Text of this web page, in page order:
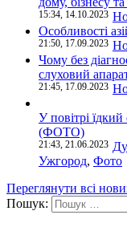
15:34, 14.10.2023
Особливості
21:50, 17.09.2023
Чому без
слуховий
21:45, 17.09.2023
У повітрі
(ФОТО)
21:43, 21.06.2023
Ужгород, Фото
Переглянути всі
Пошук: